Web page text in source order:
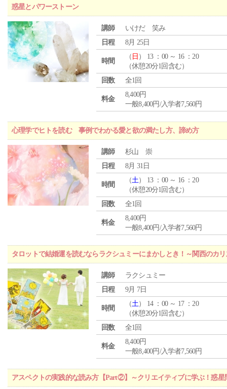
惑星とパワーストーン
講師
いけだ 笑み
日程
8月 25日
時間
（ 日 ） 13 ：00 ～ 16 ：20
（休憩20分1回含む）
回数
全1回
料金
8,400円
一般8,400円/入学者7,560円
心理学でヒトを読む 事例でわかる愛と欲の満たし方、諦め方
講師
杉山 崇
日程
8月 31日
時間
（土） 13 ：00 ～ 16 ：20
（休憩20分1回含む）
回数
全1回
料金
8,400円
一般8,400円/入学者7,560円
タロットで結婚運を読むならラクシュミーにまかしとき！～関西のカ
講師
ラクシュミー
日程
9月 7日
時間
（土） 14 ：00 ～ 17 ：20
（休憩20分1回含む）
回数
全1回
料金
8,400円
一般8,400円/入学者7,560円
アスペクトの実践的な読み方【Part②】～クリエイティブに学ぶ！惑